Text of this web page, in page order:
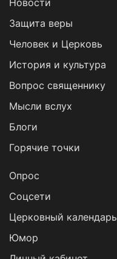
Новости
Защита веры
Человек и Церковь
История и культура
Вопрос священнику
Мысли вслух
Блоги
Горячие точки
Опрос
Cоцсети
Церковный календарь
Юмор